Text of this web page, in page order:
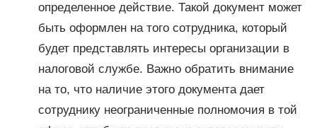
определенное действие. Такой документ может
быть оформлен на того сотрудника, который
будет представлять интересы организации в
налоговой службе. Важно обратить внимание
на то, что наличие этого документа дает
сотруднику неограниченные полномочия в той